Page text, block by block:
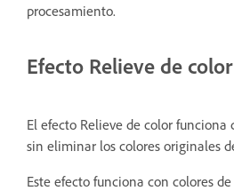
procesamiento.
Efecto Relieve de color
El efecto Relieve de color funciona
sin eliminar los colores originales
Este efecto funciona con colores de